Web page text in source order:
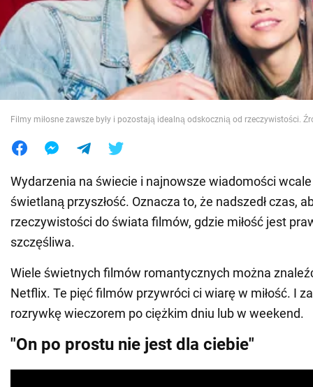
Wojna na Ukrainie
Świat
Jedzenie
Filmy miłosne zawsze były i pozostają idealną odskocznią od rzeczywistości.
Wydarzenia na świecie i najnowsze wiadomości
świetlaną przyszłość. Oznacza to, że nadszedł czas,
rzeczywistości do świata filmów, gdzie miłość jest
szczęśliwa.
Wiele świetnych filmów romantycznych można
Netflix. Te pięć filmów przywróci ci wiarę w miłość. I
rozrywkę wieczorem po ciężkim dniu lub w weekend.
"On po prostu nie jest dla ciebie"